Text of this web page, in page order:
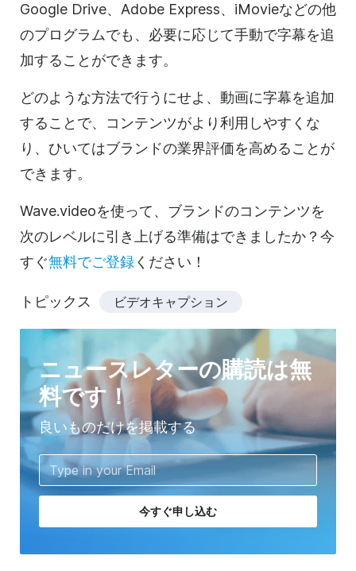
Google Drive、Adobe Express、iMovieなどの他
のプログラムでも、必要に応じて手動で字幕を追
加することができます。
どのような方法で行うにせよ、動画に字幕を追加
することで、コンテンツがより利用しやすくな
り、ひいてはブランドの業界評価を高めることが
できます。
Wave.videoを使って、ブランドのコンテンツを
次のレベルに引き上げる準備はできましたか？今
すぐ無料でご登録ください！
トピックス ビデオキャプション
ニュースレターの購読は無
料です！
良いものだけを掲載する
今すぐ申し込む